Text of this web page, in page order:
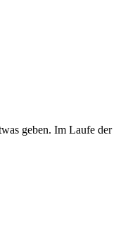
geben. Im Laufe der